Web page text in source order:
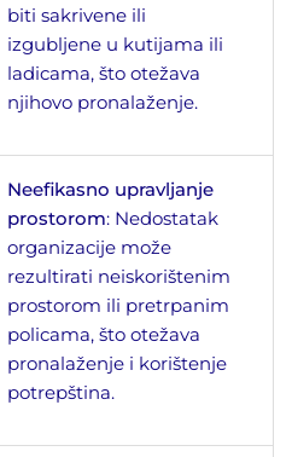
biti sakrivene ili
izgubljene u kutijama ili
ladicama, što otežava
njihovo pronalaženje.
Neefikasno upravljanje
prostorom: Nedostatak
organizacije može
rezultirati neiskorištenim
prostorom ili pretrpanim
policama, što otežava
pronalaženje i korištenje
potrepština.